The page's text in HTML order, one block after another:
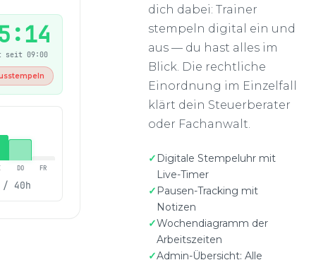
dich dabei: Trainer
stempeln digital ein und
aus — du hast alles im
Blick. Die rechtliche
Einordnung im Einzelfall
klärt dein Steuerberater
oder Fachanwalt.
Digitale Stempeluhr mit
Live-Timer
Pausen-Tracking mit
Notizen
Wochendiagramm der
Arbeitszeiten
Admin-Übersicht: Alle
seit 09:00
DO FR
/ 40h